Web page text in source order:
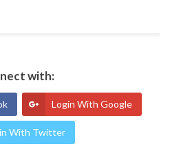
with:
Login With Google
With Twitter